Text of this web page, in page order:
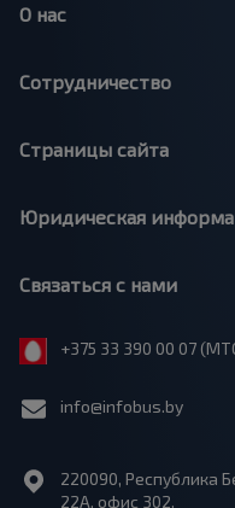
О нас
Сотрудничество
Страницы сайта
Юридическая
Связаться с нами
+375 33 390 00 07
info@infobus.by
220090, Республика
22А, офис 302.